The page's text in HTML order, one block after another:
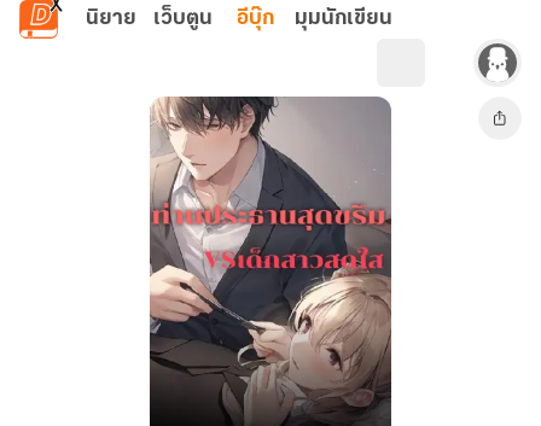
ข้ามไปยังเนื้อหาหลัก
นิยาย เว็บตูน อีบุ๊ก มุมนักเขียน